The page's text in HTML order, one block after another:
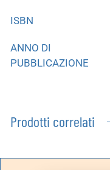
ISBN
ANNO DI
PUBBLICAZIONE
Prodotti correlati